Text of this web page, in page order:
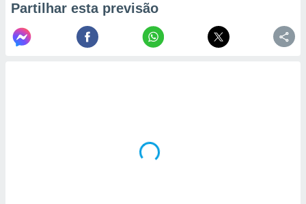
Partilhar esta previsão